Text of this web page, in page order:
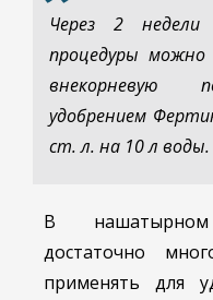
Через 2 недели
процедуры можно
внекорневую
удобрением
ст. л. на 10 л воды.
В
достаточно
применять для